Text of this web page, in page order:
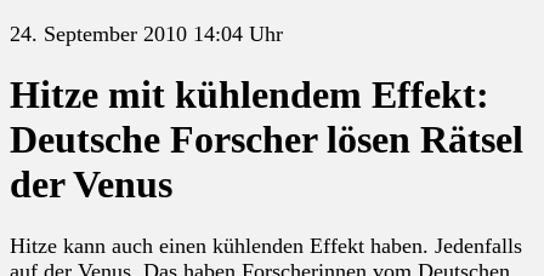
24. September 2010 14:04 Uhr
Hitze mit kühlendem Effekt:
Deutsche Forscher lösen Rätsel
der Venus
Hitze kann auch einen kühlenden Effekt haben. Jedenfalls
auf der Venus. Das haben Forscherinnen vom Deutschen